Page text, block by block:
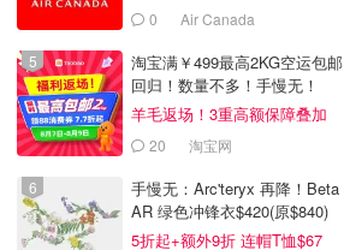
0 Air Canada
淘宝满￥499最高2KG空运包邮
回归！数量不多！手慢无！
羊毛返场！3重高额保障叠加
20 淘宝网
手慢无：Arc'teryx 再降！Beta
AR 绿色冲锋衣$420(原$840)
5折起+额外9折 连帽T恤$67